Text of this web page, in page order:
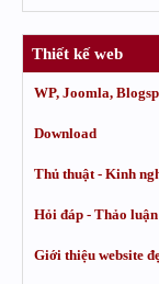
Thiết kế web
WP, Joomla,
Download
Thủ thuật - Kinh
Hỏi đáp - Thảo luận
Giới thiệu website